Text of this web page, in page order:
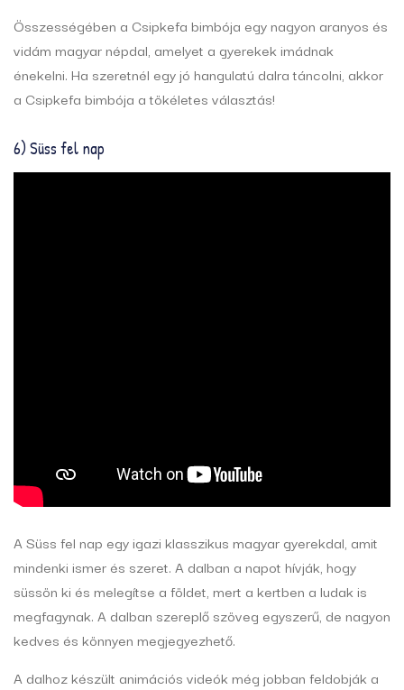
Összességében a Csipkefa bimbója egy nagyon aranyos és
vidám magyar népdal, amelyet a gyerekek imádnak
énekelni. Ha szeretnél egy jó hangulatú dalra táncolni, akkor
a Csipkefa bimbója a tökéletes választás!
6) Süss fel nap
A Süss fel nap egy igazi klasszikus magyar gyerekdal, amit
mindenki ismer és szeret. A dalban a napot hívják, hogy
süssön ki és melegítse a földet, mert a kertben a ludak is
megfagynak. A dalban szereplő szöveg egyszerű, de nagyon
kedves és könnyen megjegyezhető.
A dalhoz készült animációs videók még jobban feldobják a